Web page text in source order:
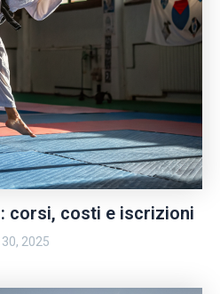
corsi, costi e iscrizioni
2025